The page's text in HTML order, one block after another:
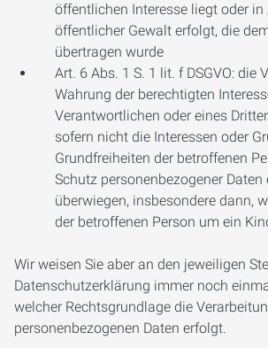
öffentlichen Interesse liegt oder in
öffentlicher Gewalt erfolgt, die
übertragen wurde
Art. 6 Abs. 1 S. 1 lit. f DSGVO: die
Wahrung der berechtigten
Verantwortlichen oder eines
sofern nicht die Interessen oder
Grundfreiheiten der betroffenen
Schutz personenbezogener Daten
überwiegen, insbesondere dann,
der betroffenen Person um ein
Wir weisen Sie aber an den jeweiligen
Datenschutzerklärung immer noch
welcher Rechtsgrundlage die
personenbezogenen Daten erfolgt.